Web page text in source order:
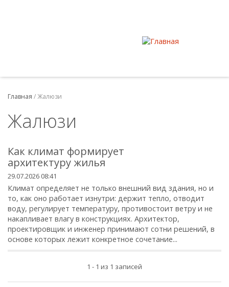
Главная /Жалюзи
Жалюзи
Как климат формирует
архитектуру жилья
29.07.2026 08:41
Климат определяет не только внешний вид здания, но и
то, как оно работает изнутри: держит тепло, отводит
воду, регулирует температуру, противостоит ветру и не
накапливает влагу в конструкциях. Архитектор,
проектировщик и инженер принимают сотни решений, в
основе которых лежит конкретное сочетание...
1 - 1 из 1 записей